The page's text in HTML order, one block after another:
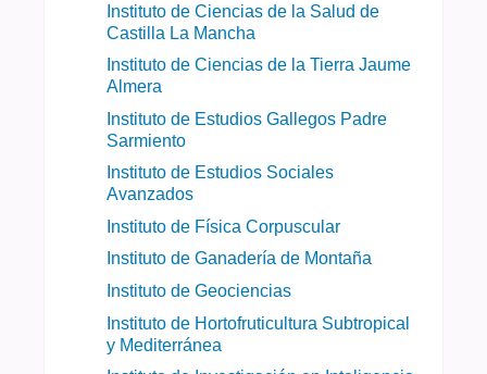
Instituto de Ciencias de la Salud de
Castilla La Mancha
Instituto de Ciencias de la Tierra Jaume
Almera
Instituto de Estudios Gallegos Padre
Sarmiento
Instituto de Estudios Sociales
Avanzados
Instituto de Física Corpuscular
Instituto de Ganadería de Montaña
Instituto de Geociencias
Instituto de Hortofruticultura Subtropical
y Mediterránea